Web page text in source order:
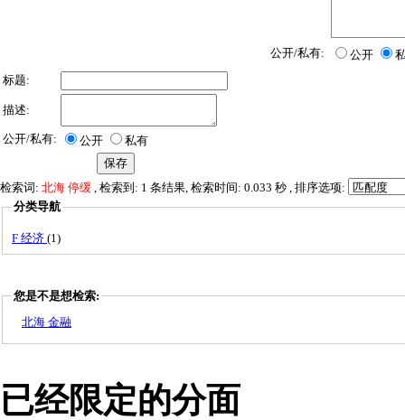
公开/私有: 公开
标题:
描述:
公开/私有: 公开 私有
检索词: 北海 停缓 , 检索到: 1 条结果, 检索时间: 0.033 秒 , 排序选项:
分类导航
F 经济 (1)
您是不是想检索:
北海 金融
已经限定的分面